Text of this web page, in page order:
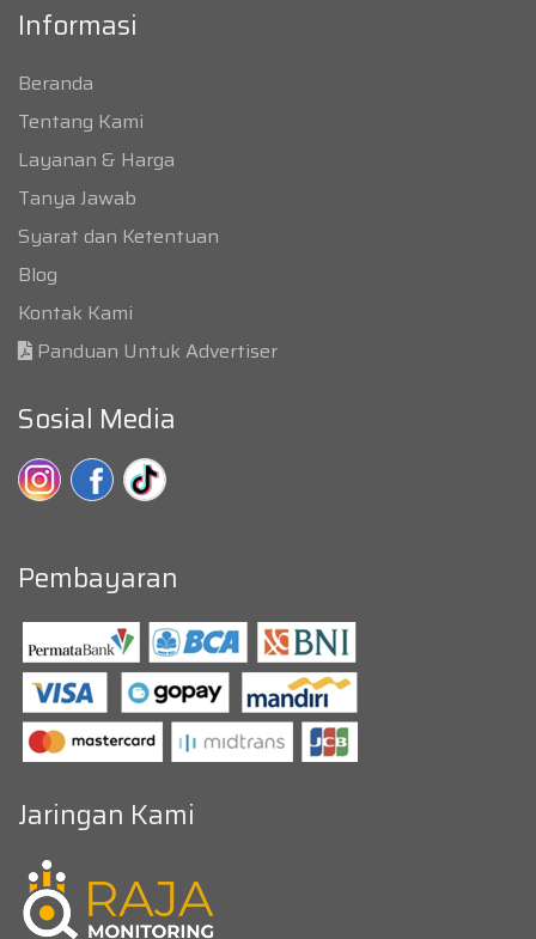
Informasi
Beranda
Tentang Kami
Layanan & Harga
Tanya Jawab
Syarat dan Ketentuan
Blog
Kontak Kami
Panduan Untuk Advertiser
Sosial Media
Pembayaran
Jaringan Kami